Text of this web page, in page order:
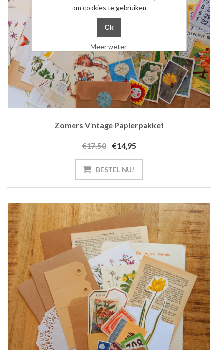
Zomers Vintage Papierpakket
€17,50 €14,95
BESTEL NU!
om cookies te gebruiken
Meer weten